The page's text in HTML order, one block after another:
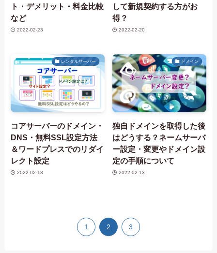
ト・デメリット・料金比較
など
2022-02-23
して新規契約する方がお
得？
2022-02-20
レンタルサーバー
コアサーバーのドメイン・
DNS・無料SSL設定方法
＆ワードプレスでのリダイ
レクト設定
2022-02-18
ドメイン
独自ドメインを取得した後
はどうする？ネームサーバ
ー設定・変更やドメイン設
定の手順について
2022-02-13
1 2 3